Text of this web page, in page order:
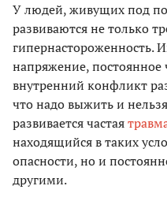
У людей, живущих под
развиваются не только
гипернастороженность.
напряжение, постоянное
внутренний конфликт
что надо выжить и
развивается частая
находящийся в таких
опасности, но и
другими.